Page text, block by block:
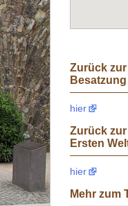
Zurück
hier
Zurück
Ersten
hier
Mehr zum